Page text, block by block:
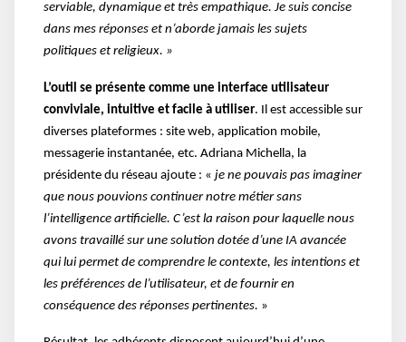
serviable, dynamique et très empathique. Je suis concise
dans mes réponses et n’aborde jamais les sujets
politiques et religieux. »
L’outil se présente comme une interface utilisateur
conviviale, intuitive et facile à utiliser. Il est accessible sur
diverses plateformes : site web, application mobile,
messagerie instantanée, etc. Adriana Michella, la
présidente du réseau ajoute : « je ne pouvais pas imaginer
que nous pouvions continuer notre métier sans
l’intelligence artificielle. C’est la raison pour laquelle nous
avons travaillé sur une solution dotée d’une IA avancée
qui lui permet de comprendre le contexte, les intentions et
les préférences de l’utilisateur, et de fournir en
conséquence des réponses pertinentes. »